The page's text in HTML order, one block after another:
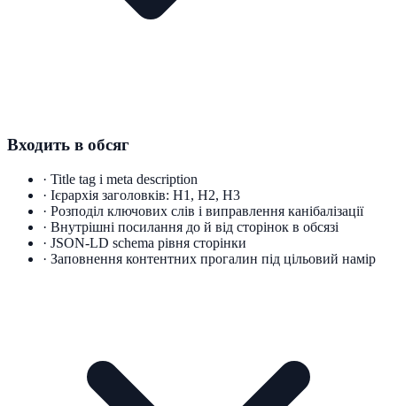
Входить в обсяг
· Title tag і meta description
· Ієрархія заголовків: H1, H2, H3
· Розподіл ключових слів і виправлення канібалізації
· Внутрішні посилання до й від сторінок в обсязі
· JSON-LD schema рівня сторінки
· Заповнення контентних прогалин під цільовий намір